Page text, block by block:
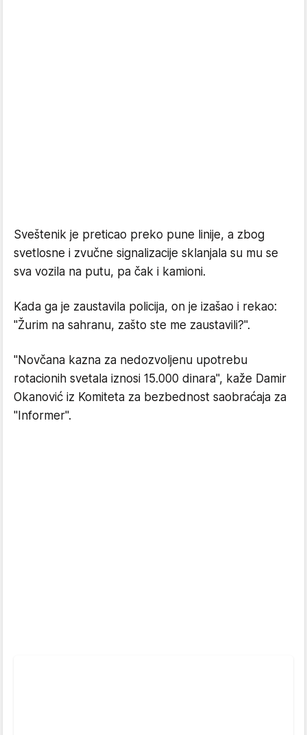
Sveštenik je preticao preko pune linije, a zbog
svetlosne i zvučne signalizacije sklanjala su mu se
sva vozila na putu, pa čak i kamioni.
Kada ga je zaustavila policija, on je izašao i rekao:
"Žurim na sahranu, zašto ste me zaustavili?".
"Novčana kazna za nedozvoljenu upotrebu
rotacionih svetala iznosi 15.000 dinara", kaže Damir
Okanović iz Komiteta za bezbednost saobraćaja za
"Informer".